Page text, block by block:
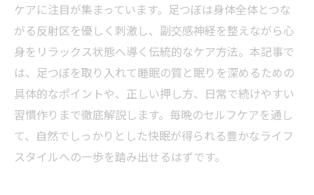
ケアに注目が集まっています。足つぼは身体全体とつな
がる反射区を優しく刺激し、副交感神経を整えながら心
身をリラックス状態へ導く伝統的なケア方法。本記事で
は、足つぼを取り入れて睡眠の質と眠りを深めるための
具体的なポイントや、正しい押し方、日常で続けやすい
習慣作りまで徹底解説します。毎晩のセルフケアを通し
て、自然でしっかりとした快眠が得られる豊かなライフ
スタイルへの一歩を踏み出せるはずです。